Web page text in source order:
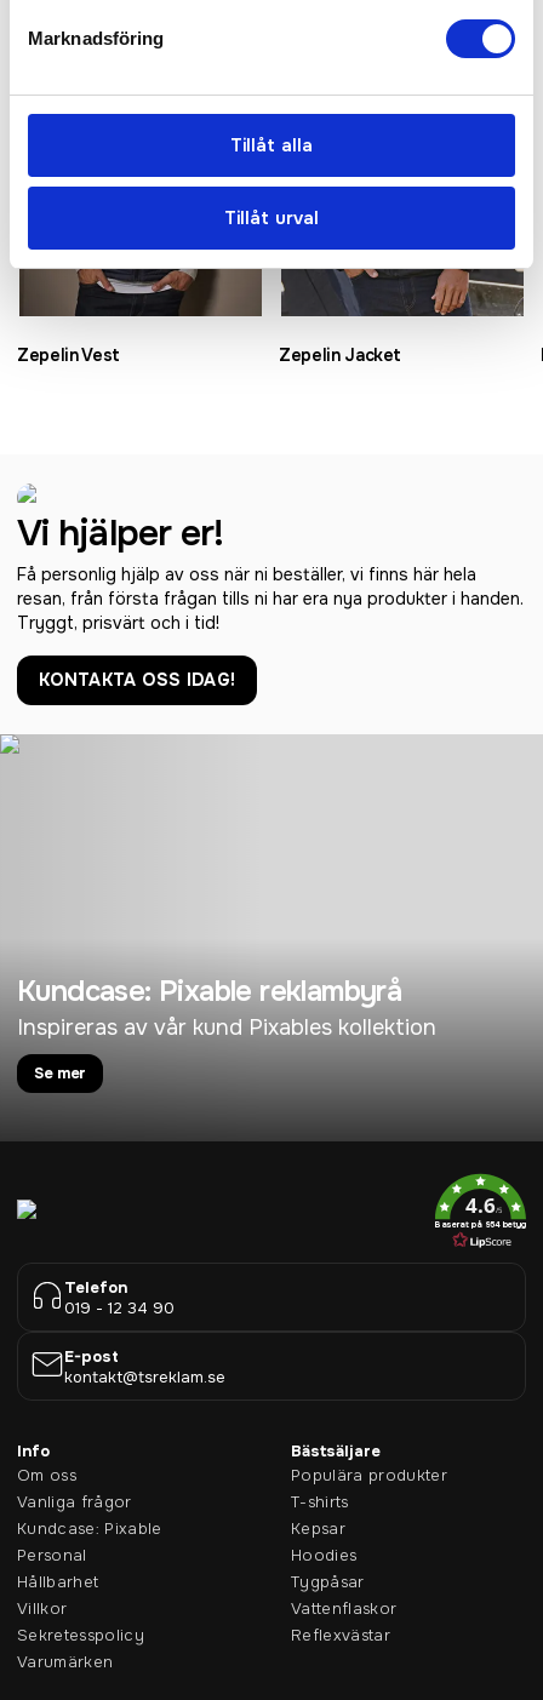
Marknadsföring
Tillåt alla
Tillåt urval
Bästsäljare
Zepelin Vest Zepelin Jacket
Vi hjälper er!
Få personlig hjälp av oss när ni beställer, vi finns här hela
resan, från första frågan tills ni har era nya produkter i handen.
Tryggt, prisvärt och i tid!
KONTAKTA OSS IDAG!
Kundcase: Pixable reklambyrå
Inspireras av vår kund Pixables kollektion
Se mer
4.6/5
Baserat på 954 betyg
Telefon
019 - 12 34 90
E-post
kontakt@tsreklam.se
Info
Om oss
Vanliga frågor
Kundcase: Pixable
Personal
Hållbarhet
Villkor
Sekretesspolicy
Varumärken
Bästsäljare
Populära produkter
T-shirts
Kepsar
Hoodies
Tygpåsar
Vattenflaskor
Reflexvästar